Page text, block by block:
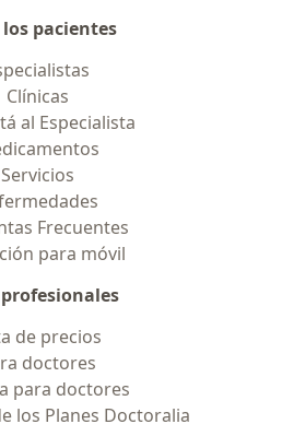
los pacientes
Clínicas
al Especialista
Servicios
Frecuentes
para móvil
de precios
doctores
para doctores
los Planes Doctoralia